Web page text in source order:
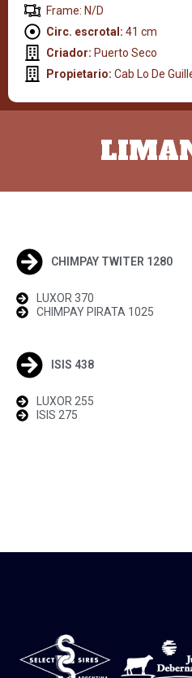
Frame: N/D
Circ. escrotal: 41 cm
Criador: Puerto Seco
Propietario: Cab Lo De
CHIMPAY TWITER 1280
LUXOR 370
CHIMPAY PIRATA 1025
ISIS 438
LUXOR 255
ISIS 275